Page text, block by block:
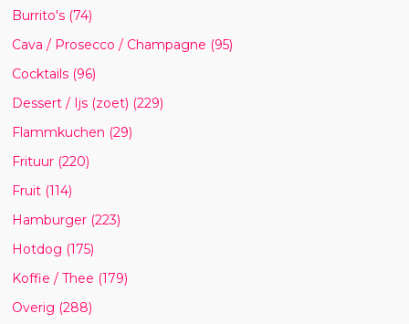
Burrito's (74)
Cava / Prosecco / Champagne (95)
Cocktails (96)
Dessert / Ijs (zoet) (229)
Flammkuchen (29)
Frituur (220)
Fruit (114)
Hamburger (223)
Hotdog (175)
Koffie / Thee (179)
Overig (288)